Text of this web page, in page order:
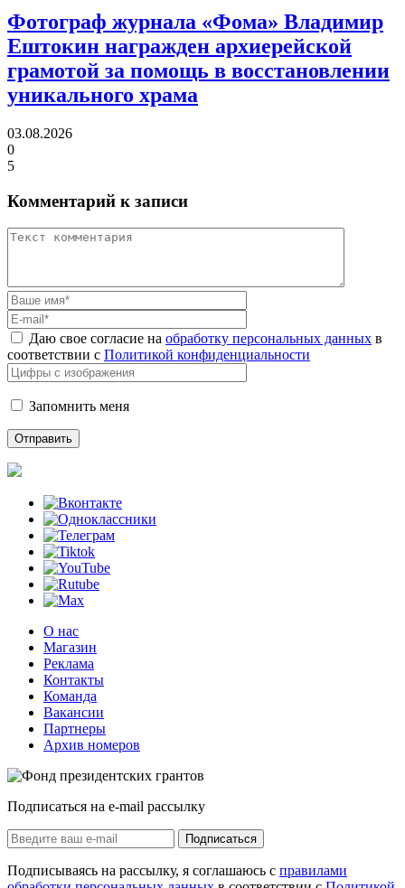
Фотограф журнала «Фома» Владимир
Ештокин награжден архиерейской
грамотой за помощь в восстановлении
уникального храма
03.08.2026
0
5
Комментарий к записи
Даю свое согласие на обработку персональных данных в
соответствии с Политикой конфиденциальности
Запомнить меня
О нас
Магазин
Реклама
Контакты
Команда
Вакансии
Партнеры
Архив номеров
Подписаться на e-mail рассылку
Подписаться
Подписываясь на рассылку, я соглашаюсь с правилами